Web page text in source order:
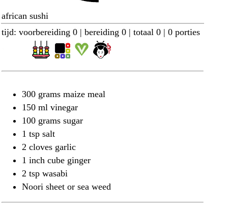
african sushi
tijd: voorbereiding 0 | bereiding 0 | totaal 0 | 0 porties
300 grams maize meal
150 ml vinegar
100 grams sugar
1 tsp salt
2 cloves garlic
1 inch cube ginger
2 tsp wasabi
Noori sheet or sea weed